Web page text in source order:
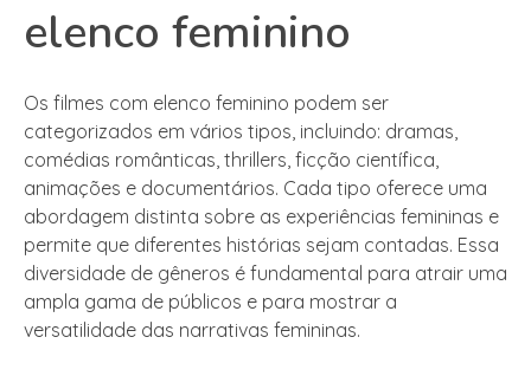
elenco feminino
Os filmes com elenco feminino podem ser
categorizados em vários tipos, incluindo: dramas,
comédias românticas, thrillers, ficção científica,
animações e documentários. Cada tipo oferece uma
abordagem distinta sobre as experiências femininas e
permite que diferentes histórias sejam contadas. Essa
diversidade de gêneros é fundamental para atrair uma
ampla gama de públicos e para mostrar a
versatilidade das narrativas femininas.